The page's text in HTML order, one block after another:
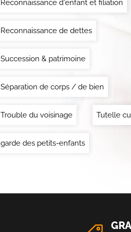
Reconnaissance d'enfant et filiation
Reconnaissance de dettes
Succession & patrimoine
Séparation de corps / de bien
Trouble du voisinage Tutelle
garde des petits-enfants